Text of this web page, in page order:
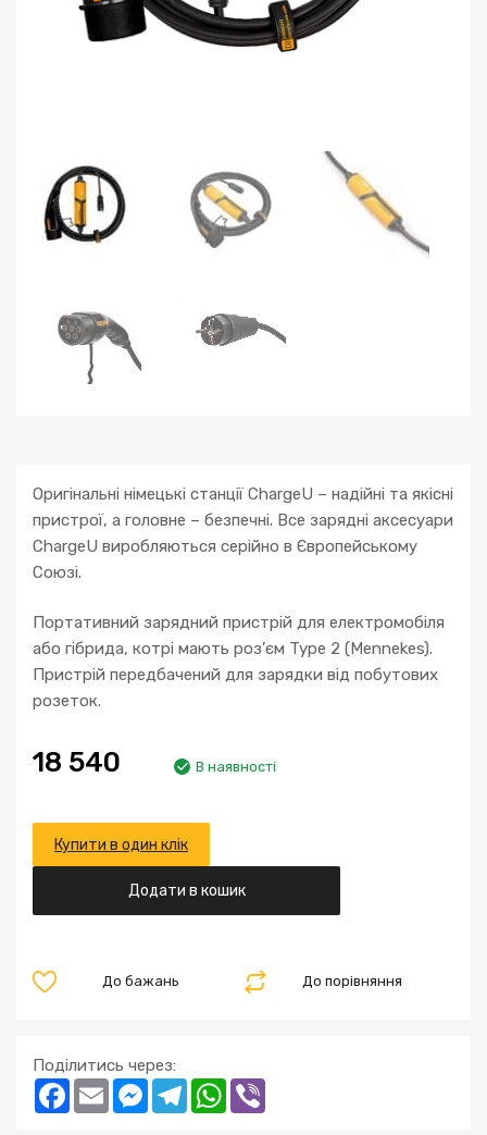
Оригінальні німецькі станції ChargeU – надійні та якісні
пристрої, а головне – безпечні. Все зарядні аксесуари
ChargeU виробляються серійно в Європейському
Союзі.
Портативний зарядний пристрій для електромобіля
або гібрида, котрі мають роз’єм Type 2 (Mennekes).
Пристрій передбачений для зарядки від побутових
розеток.
18 540 В наявності
Купити в один клік
Додати в кошик
До порівняння
До бажань
Поділитись через:
Facebook
Email Messenger
TelegramWhatsApp